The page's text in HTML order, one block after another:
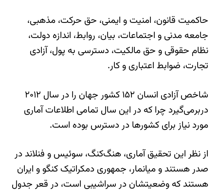
حاکمیت قانون، امنیت و ایمنی، حق حرکت، مذهبی،
جامعه مدنی و اجتماعات، بیان، روابط، اندازه دولت،
نظام حقوقی و حق مالکیت، دسترسی به پول، آزادی
تجارت، ضوابط اعتباری و کار.
شاخص آزادی انسان ۱۵۲ کشور جهان را در سال ۲۰۱۲
دربرمی‌گیرد چرا که در این سال تمامی اطلاعات آماری
مورد نیاز برای کشورها در دسترس بوده است.
از نظر این تحقیق آماری، هنگ‌کنگ، سوئیس و فنلاند در
صدر هستند و میانمار، جمهوری دمکراتیک کنگو و ایران
هستند که وضعیتشان در سراشیبی است، در قعر جدول